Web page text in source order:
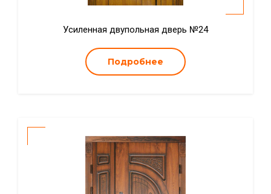
Усиленная двупольная дверь №24
Подробнее